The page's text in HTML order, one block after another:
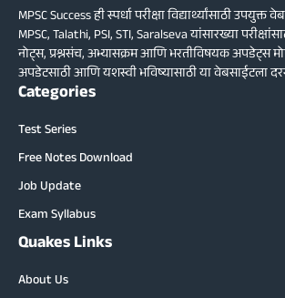
MPSC Success ही स्पर्धा परीक्षा विद्यार्थ्यांसाठी
MPSC, Talathi, PSI, STI, Saralseva यांसारख्या
नोट्स, प्रश्नसंच, अभ्यासक्रम आणि भरतीविषयक अपडेट्स
अपडेटसाठी आणि यशस्वी भविष्यासाठी या वेबसाईटला
Categories
Test Series
Free Notes Download
Job Update
Exam Syllabus
Quakes Links
About Us